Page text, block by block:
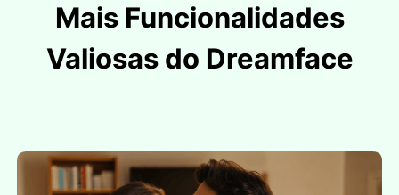
Mais Funcionalidades
Valiosas do Dreamface